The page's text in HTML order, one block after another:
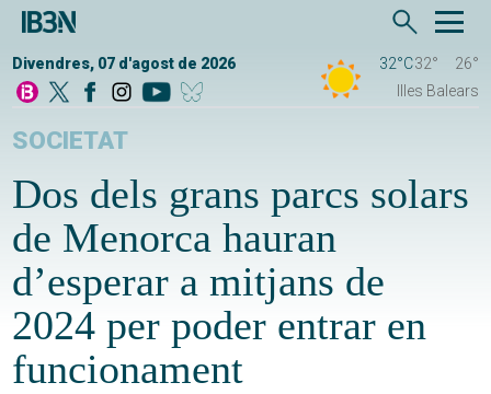
Divendres, 07 d'agost de 2026 32°C32°
26°
Illes Balears
SOCIETAT
Dos dels grans parcs solars
de Menorca hauran
d’esperar a mitjans de
2024 per poder entrar en
funcionament